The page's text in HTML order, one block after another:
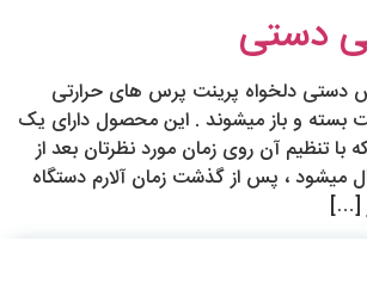
دستی
دلخواه پرینت پرس های حرارتی
بسته و باز میشوند . این محصول دارای یک
با تنظیم آن روی زمان مورد نظرتان بعد از
میشود ، پس از گذشت زمان آلارم دستگاه
[…]